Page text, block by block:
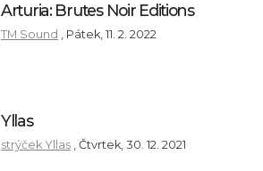
Arturia: Brutes Noir Editions
TM Sound , Pátek, 11. 2. 2022
Yllas
strýček Yllas , Čtvrtek, 30. 12. 2021